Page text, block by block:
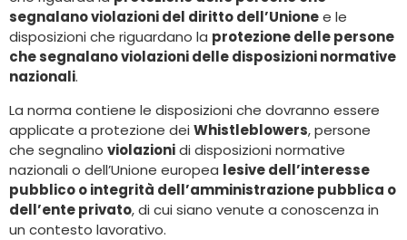
segnalano violazioni del diritto dell’Unionee le
disposizioni che riguardano la protezione delle persone
che segnalano violazioni delle disposizioni normative
nazionali.
La norma contiene le disposizioni che dovranno essere
applicate a protezione dei Whistleblowers, persone
che segnalino violazionidi disposizioni normative
nazionali o dell’Unione europea lesive dell’interesse
pubblico o integrità dell’amministrazione pubblica o
dell’ente privato, di cui siano venute a conoscenza in
un contesto lavorativo.